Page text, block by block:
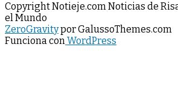
Copyright Notieje.com Noticias de
el Mundo
ZeroGravitypor GalussoThemes.com
Funciona conWordPress